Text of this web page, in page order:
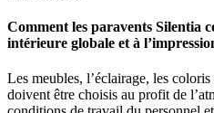
Comment les paravents Silentia
intérieure globale et à
Les meubles, l’éclairage, les
doivent être choisis au profit de